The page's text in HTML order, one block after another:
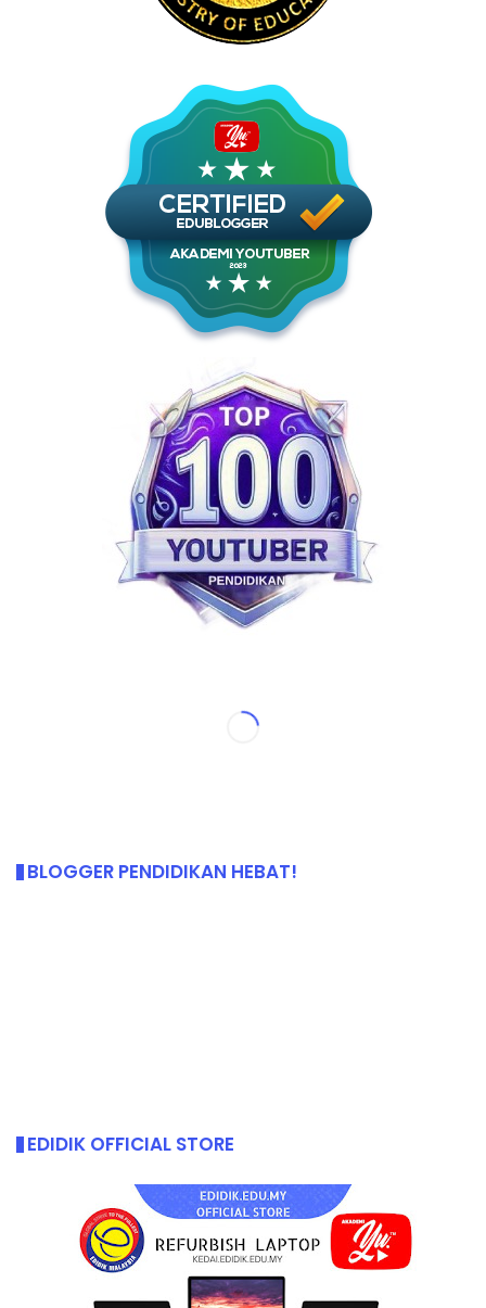
BLOGGER PENDIDIKAN HEBAT!
EDIDIK OFFICIAL STORE